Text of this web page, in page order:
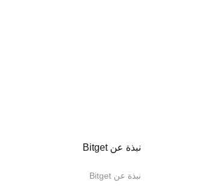
نبذة عن Bitget
نبذة عن Bitget